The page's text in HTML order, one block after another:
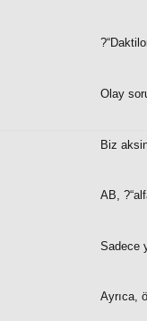
?“
Olay
Biz
AB, ?“
Sadece
Ayrıca,